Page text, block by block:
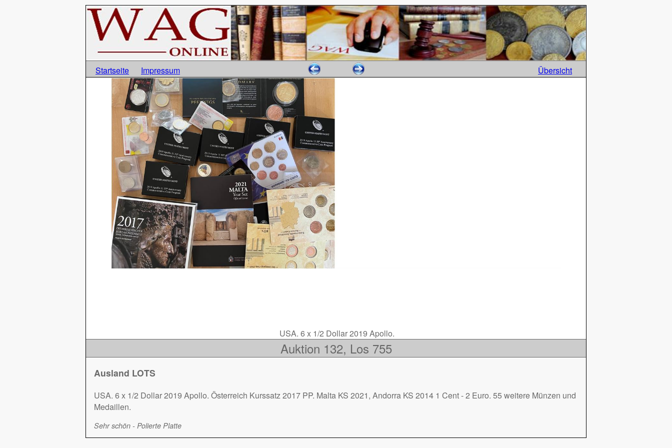
Startseite Impressum Übersicht
USA. 6 x 1/2 Dollar 2019 Apollo.
Auktion 132, Los 755
Ausland LOTS
USA. 6 x 1/2 Dollar 2019 Apollo. Österreich Kurssatz 2017 PP. Malta KS 2021, Andorra KS 2014 1 Cent - 2 Euro. 55 weitere Münzen und
Medaillen.
Sehr schön - Polierte Platte